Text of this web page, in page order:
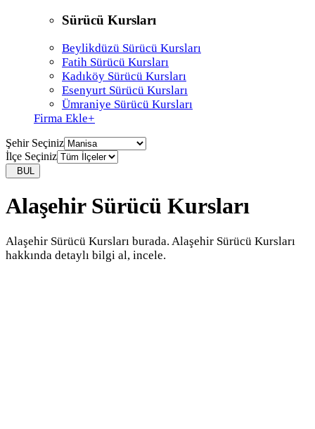
Sürücü Kursları
Beylikdüzü Sürücü Kursları
Fatih Sürücü Kursları
Kadıköy Sürücü Kursları
Esenyurt Sürücü Kursları
Ümraniye Sürücü Kursları
Firma Ekle+
Şehir Seçiniz
İlçe Seçiniz
BUL
Alaşehir Sürücü Kursları
Alaşehir Sürücü Kursları burada. Alaşehir Sürücü Kursları
hakkında detaylı bilgi al, incele.